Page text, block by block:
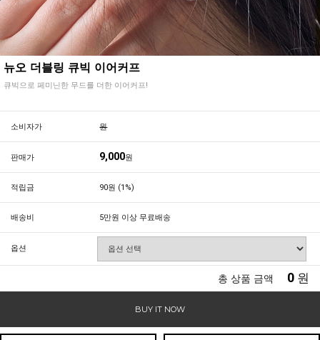
뉴오 더블링 큐빅 이어커프
큐빅으로 페미닌한 무드를 더한 이어커프!
소비자가 원
판매가 9,000원
적립금 90원 (1%)
배송비 5만원 이상 무료배송
옵션
총 상품 금액 0 원
BUY IT NOW